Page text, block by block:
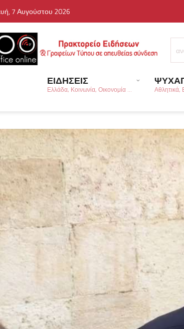
7 Αυγούστου 2026
ΕΙΔΗΣΕΙΣ
Ελλάδα, Κοινωνία, Οικονομία ... Αθλητικά,